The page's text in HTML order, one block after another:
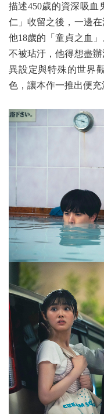
描述450歲的資深吸血
仁」收留之後，一邊
他18歲的「童貞之血
不被玷汙，他得想盡
異設定與特殊的世界
色，讓本作一推出便充